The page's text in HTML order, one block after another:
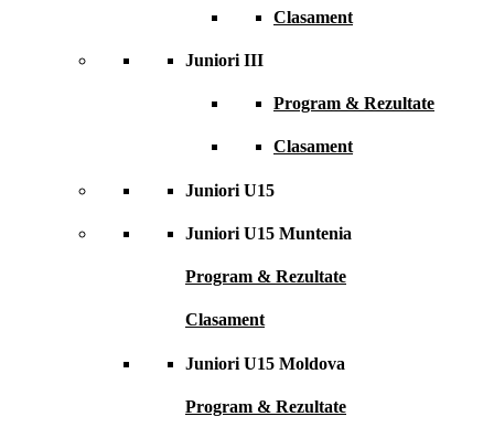
Clasament
Juniori III
Program & Rezultate
Clasament
Juniori U15
Juniori U15 Muntenia
Program & Rezultate
Clasament
Juniori U15 Moldova
Program & Rezultate